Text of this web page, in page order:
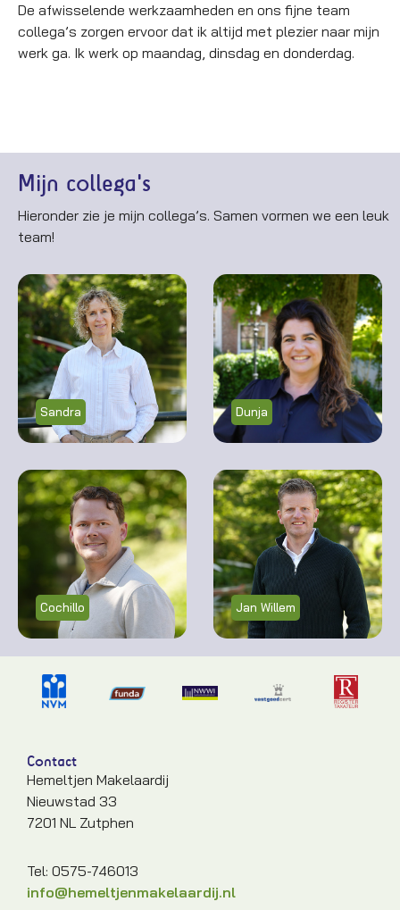
De afwisselende werkzaamheden en ons fijne team
collega’s zorgen ervoor dat ik altijd met plezier naar mijn
werk ga. Ik werk op maandag, dinsdag en donderdag.
Mijn collega's
Hieronder zie je mijn collega’s. Samen vormen we een leuk
team!
Sandra Dunja
Cochillo Jan Willem
Contact
Hemeltjen Makelaardij
Nieuwstad 33
7201 NL Zutphen
Tel: 0575-746013
info@hemeltjenmakelaardij.nl